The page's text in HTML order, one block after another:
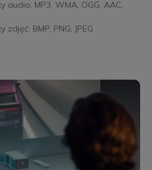
audio: MP3, WMA, OGG, AAC,
zdjęć: BMP, PNG, JPEG